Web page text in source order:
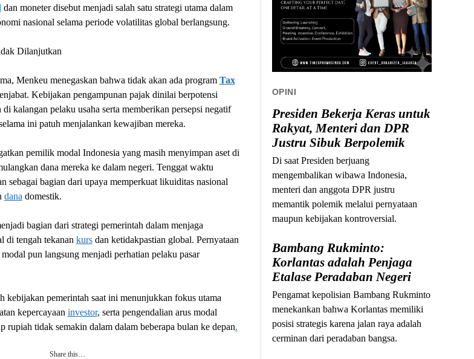
dan moneter disebut menjadi salah satu strategi utama dalam
nasional selama periode volatilitas global berlangsung.
Dilanjutkan
Menkeu menegaskan bahwa tidak akan ada program Tax
Kebijakan pengampunan pajak dinilai berpotensi
kalangan pelaku usaha serta memberikan persepsi negatif
ini patuh menjalankan kewajiban mereka.
pemilik modal Indonesia yang masih menyimpan aset di
dana mereka ke dalam negeri. Tenggat waktu
sebagai bagian dari upaya memperkuat likuiditas nasional
dana domestik.
bagian dari strategi pemerintah dalam menjaga
di tengah tekanan kursdan ketidakpastian global. Pernyataan
pun langsung menjadi perhatian pelaku pasar
kebijakan pemerintah saat ini menunjukkan fokus utama
kepercayaan investor, serta pengendalian arus modal
rupiah tidak semakin dalam dalam beberapa bulan ke depan.
Share this…
OPINI
Presiden Bekerja Keras untuk
Rakyat, Menteri dan DPR
Justru Sibuk Berpolemik
Di saat Presiden berjuang
mengembalikan wibawa Indonesia,
menteri dan anggota DPR justru
memantik polemik melalui pernyataan
maupun kebijakan kontroversial.
Bambang Rukminto:
Korlantas adalah Penjaga
Etalase Peradaban Negeri
Pengamat kepolisian Bambang Rukminto
menekankan bahwa Korlantas memiliki
posisi strategis karena jalan raya adalah
cerminan dari peradaban bangsa.